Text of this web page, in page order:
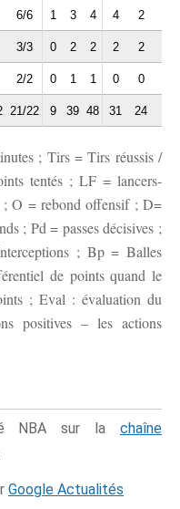
6/6 1 3 4 4 2
3/3 0 2 2 2 2
2/2 0 1 1 0 0
21/22 9 39 48 31 24
; Tirs = Tirs réussis /
tentés ; LF = lancers-
; O = rebond offensif ; D=
; Pd = passes décisives ;
; Bp = Balles
de points quand le
; Eval : évaluation du
positives – les actions
NBA sur la chaîne
Google Actualités